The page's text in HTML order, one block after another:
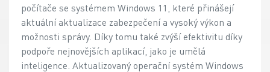
počítače se systémem Windows 11, které přinášejí
aktuální aktualizace zabezpečení a vysoký výkon a
možnosti správy. Díky tomu také zvýší efektivitu díky
podpoře nejnovějších aplikací, jako je umělá
inteligence. Aktualizovaný operační systém Windows